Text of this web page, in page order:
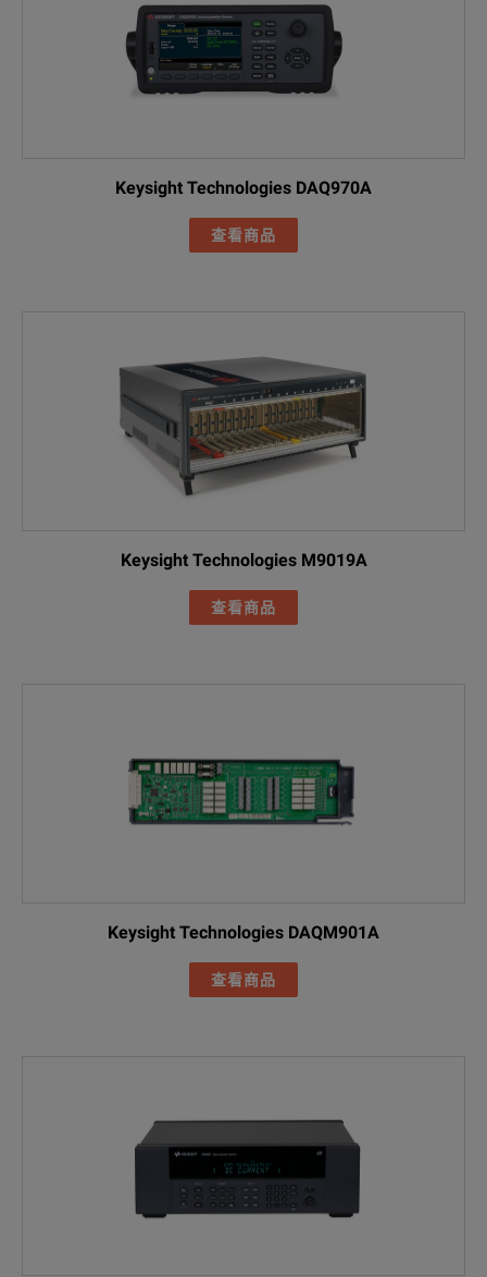
Keysight Technologies DAQ970A
查看商品
Keysight Technologies M9019A
查看商品
Keysight Technologies DAQM901A
查看商品